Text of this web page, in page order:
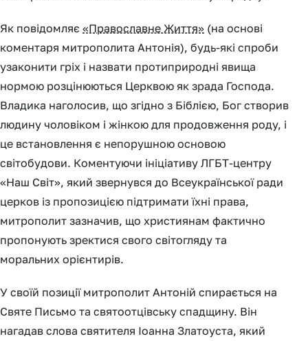
Як повідомляє «Православне Життя» (на основі
коментаря митрополита Антонія), будь-які спроби
узаконити гріх і назвати протиприродні явища
нормою розцінюються Церквою як зрада Господа.
Владика наголосив, що згідно з Біблією, Бог створив
людину чоловіком і жінкою для продовження роду, і
це встановлення є непорушною основою
світобудови. Коментуючи ініціативу ЛГБТ-центру
«Наш Світ», який звернувся до Всеукраїнської ради
церков із пропозицією підтримати їхні права,
митрополит зазначив, що християнам фактично
пропонують зректися свого світогляду та
моральних орієнтирів.
У своїй позиції митрополит Антоній спирається на
Святе Письмо та святоотцівську спадщину. Він
нагадав слова святителя Іоанна Златоуста, який